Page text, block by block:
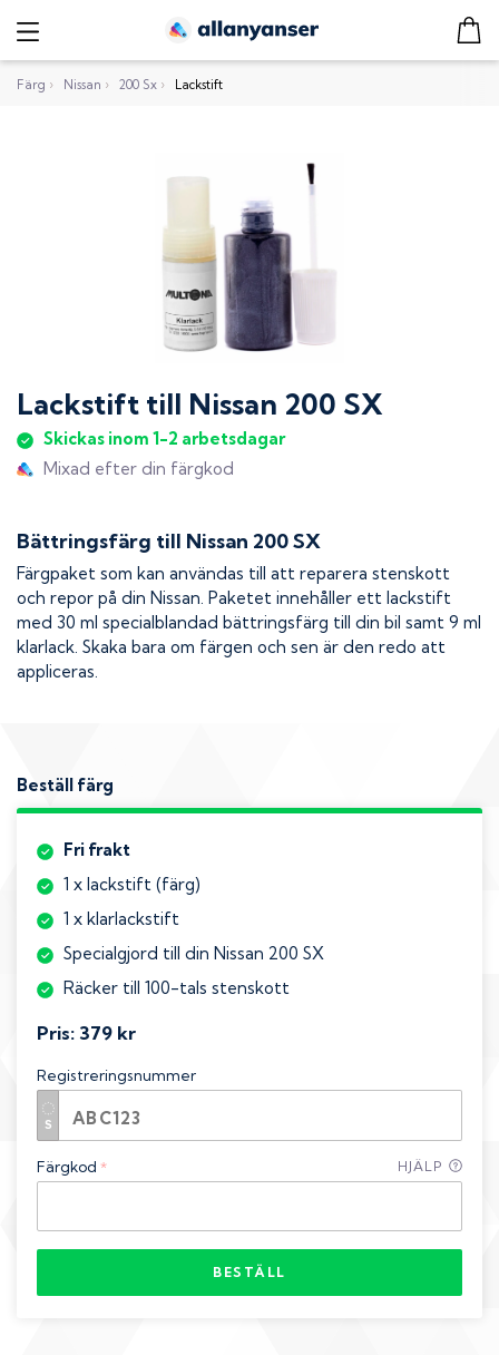
Färg › Nissan › 200 Sx › Lackstift
Lackstift till Nissan 200 SX
Skickas inom 1-2 arbetsdagar
Mixad efter din färgkod
Bättringsfärg till Nissan 200 SX
Färgpaket som kan användas till att reparera stenskott
och repor på din Nissan. Paketet innehåller ett lackstift
med 30 ml specialblandad bättringsfärg till din bil samt 9 ml
klarlack. Skaka bara om färgen och sen är den redo att
appliceras.
Beställ färg
Fri frakt
1 x lackstift (färg)
1 x klarlackstift
Specialgjord till din Nissan 200 SX
Räcker till 100-tals stenskott
Pris: 379 kr
Registreringsnummer
Färgkod * HJÄLP
BESTÄLL